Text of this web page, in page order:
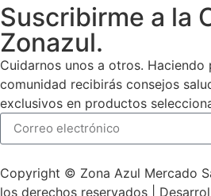
Suscribirme a la
Zonazul.
Cuidarnos unos a otros. Haciendo
comunidad recibirás consejos
exclusivos en productos
Copyright © Zona Azul Mercado
los derechos reservados |